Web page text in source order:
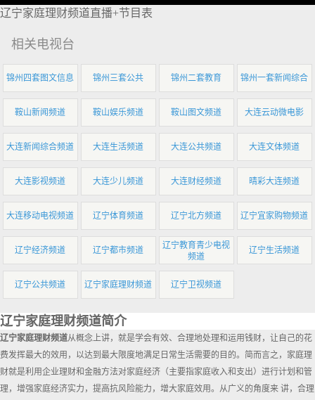
辽宁家庭理财频道直播+节目表
相关电视台
锦州四套图文信息 锦州三套公共 锦州二套教育 锦州一套新闻综合
鞍山新闻频道 鞍山娱乐频道 鞍山图文频道 大连云动微电影
大连新闻综合频道 大连生活频道 大连公共频道 大连文体频道
大连影视频道 大连少儿频道 大连财经频道 晴彩大连频道
大连移动电视频道 辽宁体育频道 辽宁北方频道 辽宁宜家购物频道
辽宁经济频道 辽宁都市频道
辽宁教育青少电视
频道
辽宁生活频道
辽宁公共频道 辽宁家庭理财频道 辽宁卫视频道
辽宁家庭理财频道简介
辽宁家庭理财频道从概念上讲，就是学会有效、合理地处理和运用钱财，让自己的花
费发挥最大的效用，以达到最大限度地满足日常生活需要的目的。简而言之，家庭理
财就是利用企业理财和金融方法对家庭经济（主要指家庭收入和支出）进行计划和管
理，增强家庭经济实力，提高抗风险能力，增大家庭效用。从广义的角度来 讲，合理